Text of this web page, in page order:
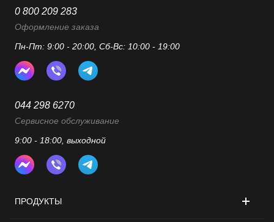
ПРОДУКТЫ
0 800 209 283
Оформление заказа
Пн-Пт: 9:00 - 20:00, Сб-Вс: 10:00 - 19:00
044 298 6270
Сервисное обслуживание
9:00 - 18:00, выходной